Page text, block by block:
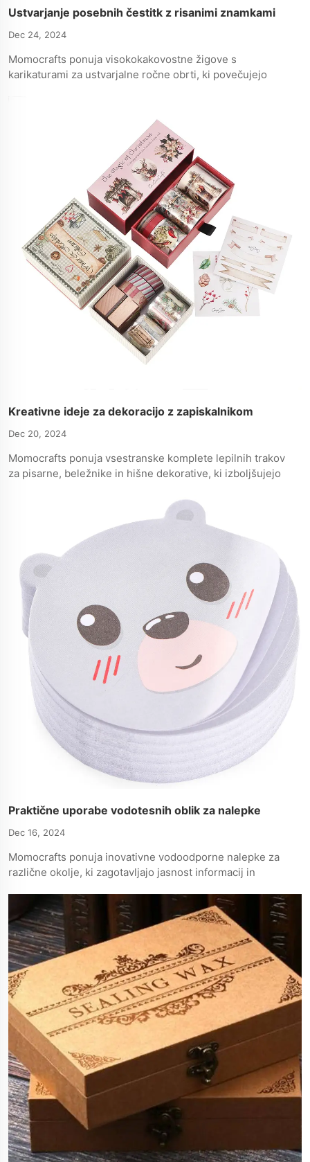
Ustvarjanje posebnih čestitk z risanimi znamkami
Dec 24, 2024
Momocrafts ponuja visokokakovostne žigove s
karikaturami za ustvarjalne ročne obrti, ki povečujejo
Kreativne ideje za dekoracijo z zapiskalnikom
Dec 20, 2024
Momocrafts ponuja vsestranske komplete lepilnih trakov
za pisarne, beležnike in hišne dekorative, ki izboljšujejo
Praktične uporabe vodotesnih oblik za nalepke
Dec 16, 2024
Momocrafts ponuja inovativne vodoodporne nalepke za
različne okolje, ki zagotavljajo jasnost informacij in